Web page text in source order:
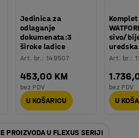
Jedinica za
odlaganje
dokumenata:3
široke ladice
Art. br.: 149507
453,00 KM
bez PDV
U KOŠARICU
Komplet
sivo/
Art. br.:
bez PDV
U
PROIZVODA U FLEXUS SERIJI